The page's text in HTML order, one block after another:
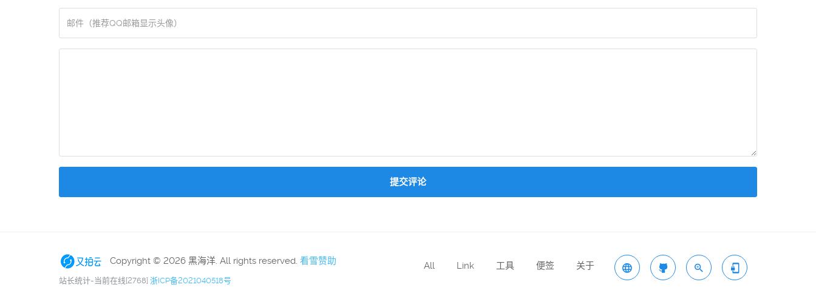
提交评论
All Link 工具 便签 关于
Copyright © 2026 黑海洋. All rights reserved. 看雪赞助
站长统计-当前在线[2768] 浙ICP备2021040518号